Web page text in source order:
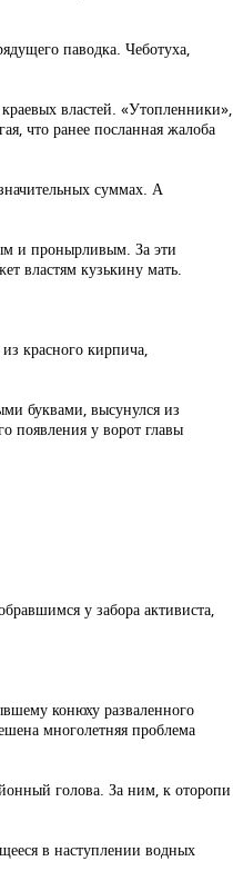
паводка. Чеботуха,
властей. «Утопленники»,
что ранее посланная жалоба
суммах. А
и пронырливым. За эти
властям кузькину мать.
красного кирпича,
буквами, высунулся из
появления у ворот главы
у забора активиста,
конюху разваленного
многолетняя проблема
голова. За ним, к оторопи
в наступлении водных